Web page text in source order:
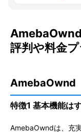
評判や料金
AmebaOwnd
特徴1 基本機能は
AmebaOwndは、充